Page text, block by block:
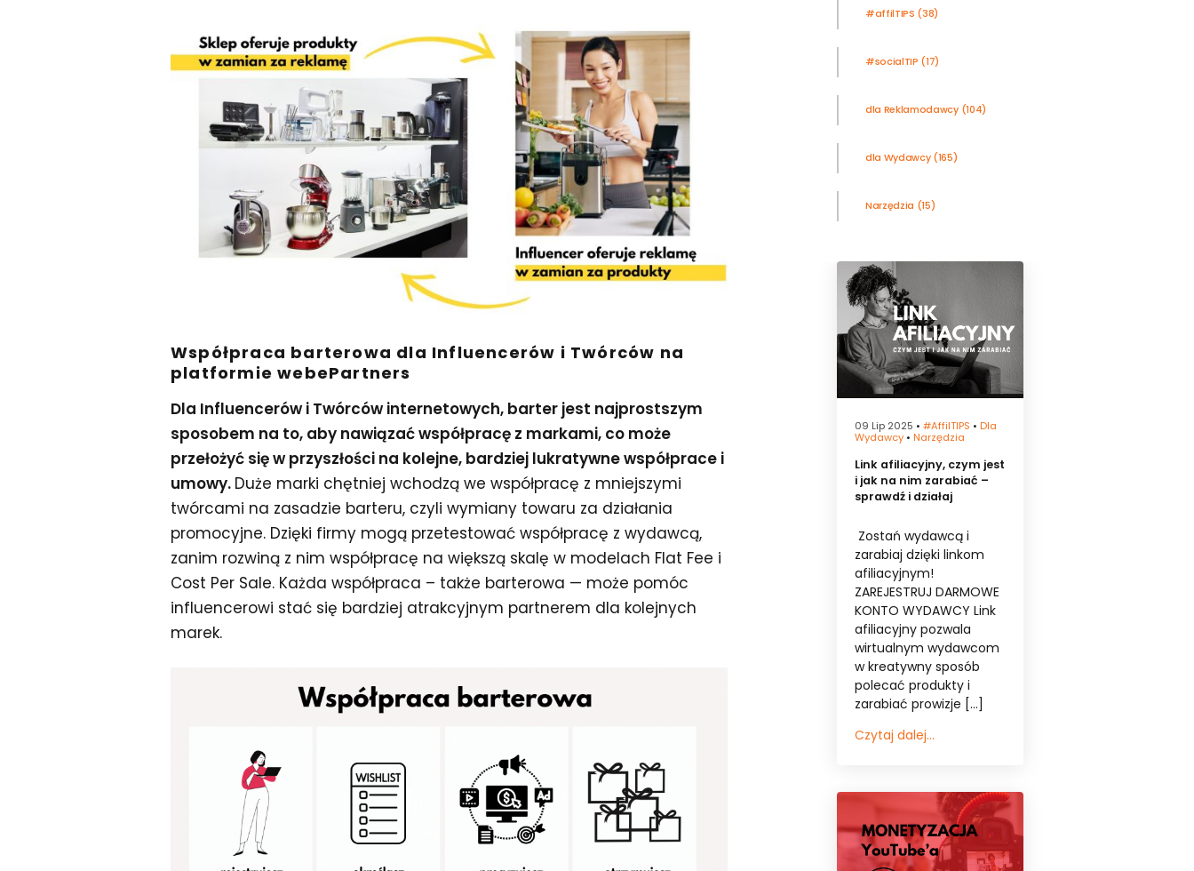
Współpraca barterowa dla Influencerów i Twórców na
platformie webePartners
Dla Influencerów i Twórców internetowych, barter jest najprostszym
sposobem na to, aby nawiązać współpracę z markami, co może
przełożyć się w przyszłości na kolejne, bardziej lukratywne współprace i
umowy. Duże marki chętniej wchodzą we współpracę z mniejszymi
twórcami na zasadzie barteru, czyli wymiany towaru za działania
promocyjne. Dzięki firmy mogą przetestować współpracę z wydawcą,
zanim rozwiną z nim współpracę na większą skalę w modelach Flat Fee i
Cost Per Sale. Każda współpraca – także barterowa — może pomóc
influencerowi stać się bardziej atrakcyjnym partnerem dla kolejnych
marek.
#affilTIPS (38)
#socialTIP (17)
dla Reklamodawcy(104)
dla Wydawcy(165)
Narzędzia (15)
09 Lip 2025 • #affilTIPS • Dla
Wydawcy • Narzędzia
Link afiliacyjny, czym jest
i jak na nim zarabiać –
sprawdź i działaj
Zostań wydawcą i
zarabiaj dzięki linkom
afiliacyjnym!
ZAREJESTRUJ DARMOWE
KONTO WYDAWCY Link
afiliacyjny pozwala
wirtualnym wydawcom
w kreatywny sposób
polecać produkty i
zarabiać prowizje […]
Czytaj dalej...